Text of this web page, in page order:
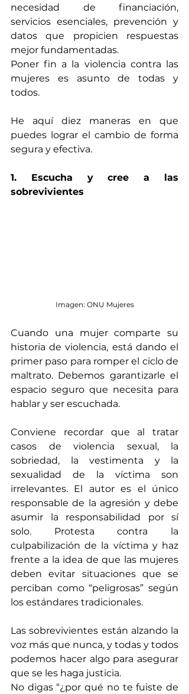
necesidad de financiación,
servicios esenciales, prevención y
datos que propicien respuestas
mejor fundamentadas.
Poner fin a la violencia contra las
mujeres es asunto de todas y
todos.
He aquí diez maneras en que
puedes lograr el cambio de forma
segura y efectiva.
1. Escucha y cree a las
sobrevivientes
Imagen: ONU Mujeres
Cuando una mujer comparte su
historia de violencia, está dando el
primer paso para romper el ciclo de
maltrato. Debemos garantizarle el
espacio seguro que necesita para
hablar y ser escuchada.
Conviene recordar que al tratar
casos de violencia sexual, la
sobriedad, la vestimenta y la
sexualidad de la víctima son
irrelevantes. El autor es el único
responsable de la agresión y debe
asumir la responsabilidad por sí
solo. Protesta contra la
culpabilización de la víctima y haz
frente a la idea de que las mujeres
deben evitar situaciones que se
perciban como “peligrosas” según
los estándares tradicionales.
Las sobrevivientes están alzando la
voz más que nunca, y todas y todos
podemos hacer algo para asegurar
que se les haga justicia.
No digas “¿por qué no te fuiste de